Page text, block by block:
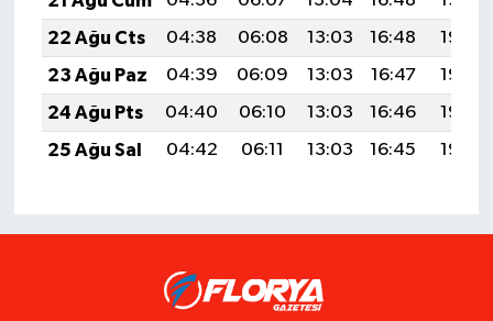
22 Ağu Cts
04:38 06:08 13:03 16:48
19:49
23 Ağu Paz
04:39 06:09 13:03 16:47
19:48
24 Ağu Pts
04:40 06:10 13:03 16:46
19:46
25 Ağu Sal
04:42 06:11 13:03 16:45 19:45